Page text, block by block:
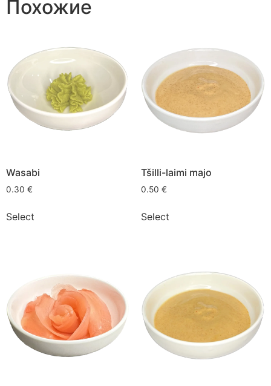
Похожие
Wasabi
0.30 €
Select
Tšilli-laimi majo
0.50 €
Select